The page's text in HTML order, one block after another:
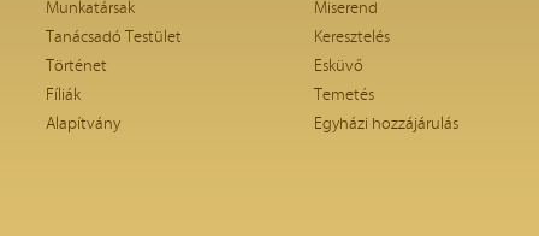
Munkatársak
Tanácsadó Testület
Történet
Fíliák
Alapítvány
Miserend
Keresztelés
Esküvő
Temetés
Egyházi hozzájárulás